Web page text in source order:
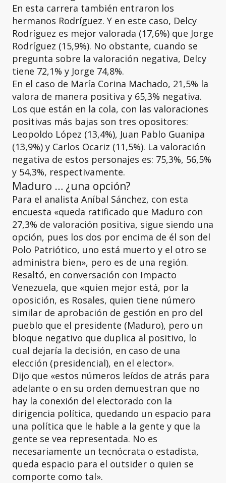
En esta carrera también entraron los
hermanos Rodríguez. Y en este caso, Delcy
Rodríguez es mejor valorada (17,6%) que Jorge
Rodríguez (15,9%). No obstante, cuando se
pregunta sobre la valoración negativa, Delcy
tiene 72,1% y Jorge 74,8%.
En el caso de María Corina Machado, 21,5% la
valora de manera positiva y 65,3% negativa.
Los que están en la cola, con las valoraciones
positivas más bajas son tres opositores:
Leopoldo López (13,4%), Juan Pablo Guanipa
(13,9%) y Carlos Ocariz (11,5%). La valoración
negativa de estos personajes es: 75,3%, 56,5%
y 54,3%, respectivamente.
Maduro … ¿una opción?
Para el analista Aníbal Sánchez, con esta
encuesta «queda ratificado que Maduro con
27,3% de valoración positiva, sigue siendo una
opción, pues los dos por encima de él son del
Polo Patriótico, uno está muerto y el otro se
administra bien», pero es de una región.
Resaltó, en conversación con Impacto
Venezuela, que «quien mejor está, por la
oposición, es Rosales, quien tiene número
similar de aprobación de gestión en pro del
pueblo que el presidente (Maduro), pero un
bloque negativo que duplica al positivo, lo
cual dejaría la decisión, en caso de una
elección (presidencial), en el elector».
Dijo que «estos números leídos de atrás para
adelante o en su orden demuestran que no
hay la conexión del electorado con la
dirigencia política, quedando un espacio para
una política que le hable a la gente y que la
gente se vea representada. No es
necesariamente un tecnócrata o estadista,
queda espacio para el outsider o quien se
comporte como tal».